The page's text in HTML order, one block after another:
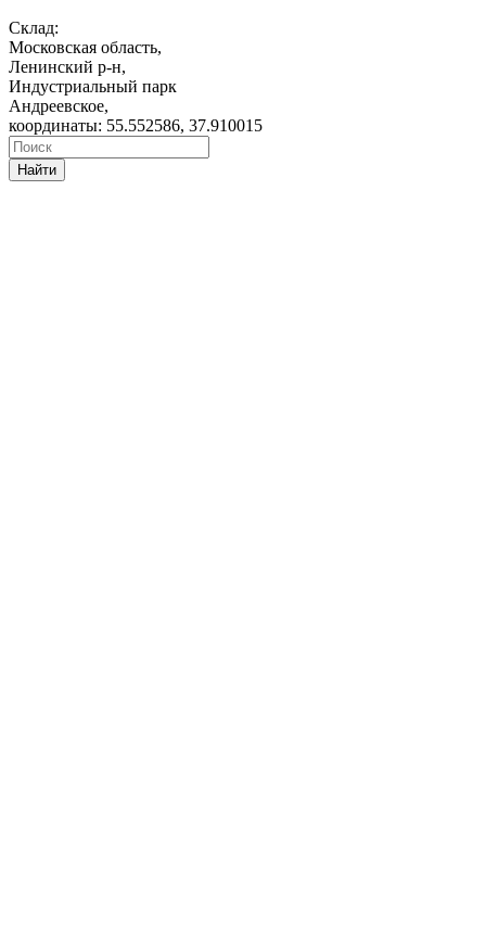
Склад:
Московская область,
Ленинский р-н,
Индустриальный парк
Андреевское,
координаты: 55.552586, 37.910015
Найти